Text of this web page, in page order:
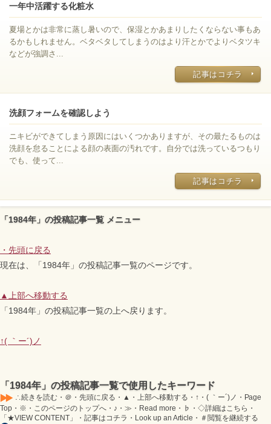
一年中活躍する化粧水
夏場とかは非常に蒸し暑いので、保湿とかあまりしたくならない事もあ
るかもしれません。ベタベタしてしまうのはより汗とかでよりベタツキ
などが強調さ...
記事はコチラ
洗顔フォームを確認しよう
ニキビができてしまう原因にはいくつかありますが、その最たるものは
洗顔を怠ることによる顔の表面の汚れです。自分では洗っているつもり
でも、使って...
記事はコチラ
「1984年」の投稿記事一覧 メニュー
・ 先頭に戻る
現在は、「1984年」の投稿記事一覧のページです。
▲ 上部へ移動する
「1984年」の投稿記事一覧の上へ戻ります。
↑( ｀ー´)ノ
「1984年」の投稿記事一覧で使用したキーワード
∴続きを読む・＠・先頭に戻る・▲・上部へ移動する・↑・( ｀ー´)ノ・Page
Top・※・このページのトップへ・♪・≫・Read more・♭・◇詳細はこちら・
「★VIEW CONTENT」・記事はコチラ・Look up an Article・＃閲覧を継続する